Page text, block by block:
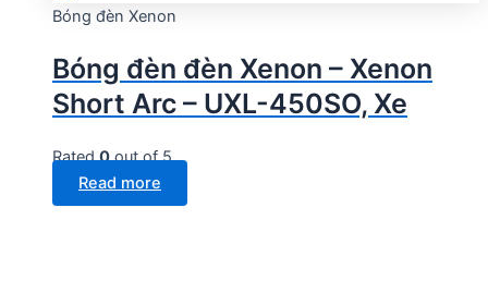
Bóng đèn Xenon
Bóng đèn đèn Xenon – Xenon
Short Arc – UXL-450SO, Xe
Rated0out of 5
Read more